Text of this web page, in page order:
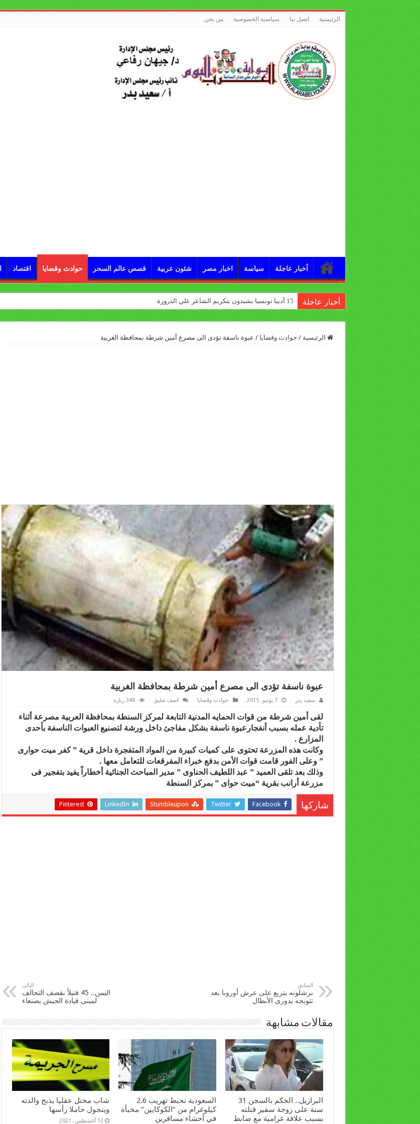
الرئيسية اتصل بنا سياسية الخصوصية من نحن
أخبار عاجلة سياسة اخبار مصر شئون عربية قصص عالم السحر حوادث وقضايا اقتصاد
أخبار عاجلة 15 أديبا تونسيا يشيدون بتكريم الشاعر علي الدرورة
الرئيسية / حوادث وقضايا / عبوة ناسفة تؤدى الى مصرع أمين شرطة بمحافظة الغربية
عبوة ناسفة تؤدى الى مصرع أمين شرطة بمحافظة الغربية
سعيد بدر 7 يونيو، 2015 حوادث وقضايا اضف تعليق 348 زيارة
لقى أمين شرطة من قوات الحمايه المدنية التابعة لمركز السنطة بمحافظة العربية مصرعة أثناء
تأدية عمله بسبب أنفجارعبوة ناسفة بشكل مفاجئ داخل ورشة لتصنيع العبوات الناسفة بأحدى
المزارع .
وكانت هذه المزرعة تحتوى على كميات كبيرة من المواد المتفجرة داخل قرية ” كفر ميت حوارى
” وعلى الفور قامت قوات الأمن بدفع خبراء المفرقعات للتعامل معها .
وذلك بعد تلقى العميد ” عبد اللطيف الحناوى ” مدير المباحث الجنائية أخطاراً يفيد بتفجير فى
مزرعة أرانب بقرية “ميت حواى ” بمركز السنطة
شاركها Facebook
Twitter
Stumbleupon
LinkedIn
Pinterest
السابق
برشلونه يتربع على عرش أوروبا بعد
تتويجه بدورى الأبطال
التالي
اليمن.. 45 قتيلاً بقصف التحالف
لمبنى قيادة الجيش بصنعاء
مقالات مشابهة
البرازيل.. الحكم بالسجن 31
سنة على زوجة سفير قتلته
بسبب علاقة غرامية مع ضابط
السعودية تحبط تهريب 2.6
كيلوغرام من “الكوكايين” مخبأة
في أحشاء مسافرين
شاب مختل عقليا يذبح والدته
ويتجول حاملا رأسها
12 أغسطس، 2021